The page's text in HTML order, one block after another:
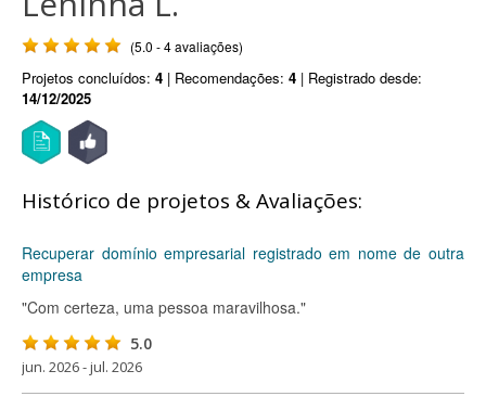
(5.0 - 4 avaliações)
Projetos concluídos: 4 | Recomendações: 4 | Registrado desde:
14/12/2025
Histórico de projetos & Avaliações:
Recuperar domínio empresarial registrado em nome de outra
empresa
"Com certeza, uma pessoa maravilhosa."
5.0
jun. 2026 - jul. 2026